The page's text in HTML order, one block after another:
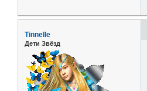
Tinnelle
Дети Звёзд